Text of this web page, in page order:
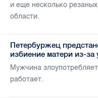
и еще несколько
области.
Петербуржец
избиение матери из-за
Мужчина
работает.